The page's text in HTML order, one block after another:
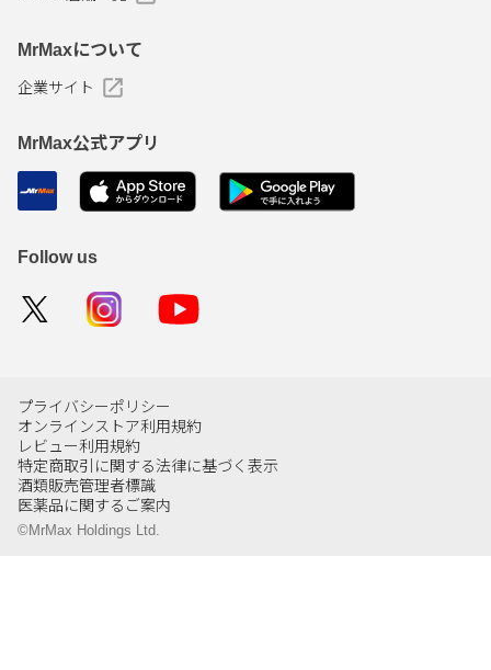
MrMaxについて
企業サイト
MrMax公式アプリ
Follow us
プライバシーポリシー
オンラインストア利用規約
レビュー利用規約
特定商取引に関する法律に基づく表示
酒類販売管理者標識
医薬品に関するご案内
©MrMax Holdings Ltd.